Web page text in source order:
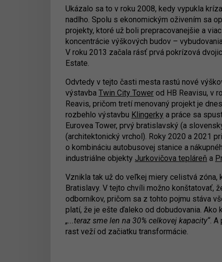
Ukázalo sa to v roku 2008, kedy vypukla
nadlho. Spolu s ekonomickým oživením sa
projekty, ktoré už boli prepracovanejšie a
koncentrácie výškových budov –
V roku 2013 začala rásť prvá pokrízová
Estate.
Odvtedy v tejto časti mesta rastú nové
výstavba Twin City Tower od HB Reavisu, v
Reavis, pričom tretí menovaný projekt je
rozbehlo výstavbu Klingerky a práce sa
Eurovea Tower, prvý bratislavský (a
(architektonický vrchol). Roky 2020 a 2021
o kombináciu autobusovej stanice a
industriálne objekty Jurkovičova tepláreň a
Vznikla tak už do veľkej miery celistvá zóna,
Bratislavy. V tejto chvíli možno konštatovať,
odborníkov, pričom sa z tohto pojmu stáva
platí, že je ešte ďaleko od dobudovania. Ako
„...teraz sme len na 30% celkovej kapacity“. A
rast veží od začiatku transformácie.